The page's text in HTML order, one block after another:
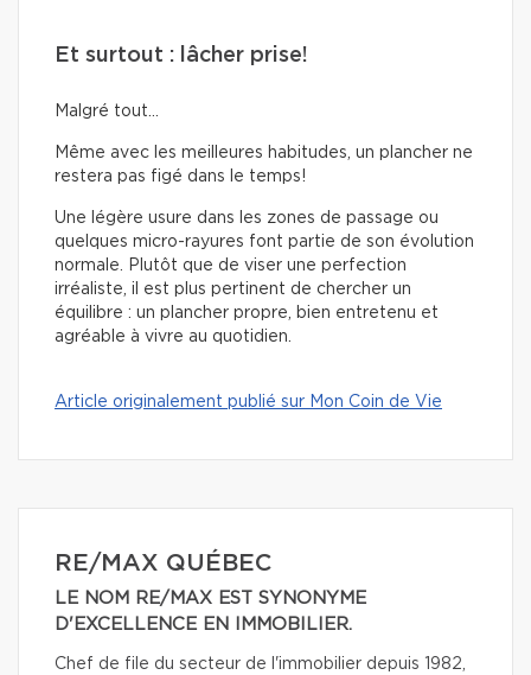
Et surtout : lâcher prise!
Malgré tout…
Même avec les meilleures habitudes, un plancher ne
restera pas figé dans le temps!
Une légère usure dans les zones de passage ou
quelques micro-rayures font partie de son évolution
normale. Plutôt que de viser une perfection
irréaliste, il est plus pertinent de chercher un
équilibre : un plancher propre, bien entretenu et
agréable à vivre au quotidien.
Article originalement publié sur Mon Coin de Vie
RE/MAX QUÉBEC
LE NOM RE/MAX EST SYNONYME
D'EXCELLENCE EN IMMOBILIER.
Chef de file du secteur de l'immobilier depuis 1982,